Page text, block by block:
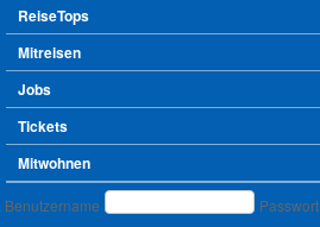
ReiseTops
Mitreisen
Jobs
Tickets
Mitwohnen
Benutzeranmeldung
Benutzername Passwort